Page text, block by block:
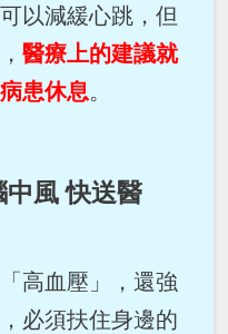
以減緩心跳，但
醫療上的建議就
患休息。
風 快送醫
高血壓」，還強
必須扶住身邊的